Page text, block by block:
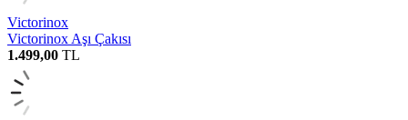
Victorinox
Victorinox Aşı Çakısı
1.499,00 TL